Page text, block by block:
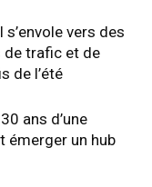
s’envole vers des
de trafic et de
de l’été
ans d’une
émerger un hub